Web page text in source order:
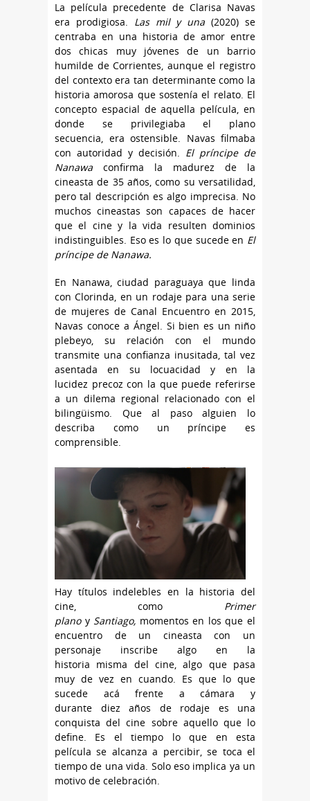
La película precedente de Clarisa Navas
era prodigiosa. Las mil y una (2020) se
centraba en una historia de amor entre
dos chicas muy jóvenes de un barrio
humilde de Corrientes, aunque el registro
del contexto era tan determinante como la
historia amorosa que sostenía el relato. El
concepto espacial de aquella película, en
donde se privilegiaba el plano
secuencia, era ostensible. Navas filmaba
con autoridad y decisión. El príncipe de
Nanawa
confirma la madurez de la
cineasta de 35 años, como su versatilidad,
pero tal descripción es algo imprecisa. No
muchos cineastas son capaces de hacer
que el cine y la vida resulten dominios
indistinguibles. Eso es lo que sucede en El
príncipe de Nanawa.
En Nanawa, ciudad paraguaya que linda
con Clorinda, en un rodaje para una serie
de mujeres de Canal Encuentro en 2015,
Navas conoce a Ángel. Si bien es un niño
plebeyo, su relación con el mundo
transmite una confianza inusitada, tal vez
asentada en su locuacidad y en la
lucidez precoz con la que puede referirse
a un dilema regional relacionado con el
bilingüismo. Que al paso alguien lo
describa como un príncipe es
comprensible.
Hay títulos indelebles en la historia del
cine, como Primer
planoy Santiago, momentos en los que el
encuentro de un cineasta con un
personaje inscribe algo en la
historia misma del cine, algo que pasa
muy de vez en cuando. Es que lo que
sucede acá frente a cámara y
durante diez años de rodaje es una
conquista del cine sobre aquello que lo
define. Es el tiempo lo que en esta
película se alcanza a percibir, se toca el
tiempo de una vida. Solo eso implica ya un
motivo de celebración.